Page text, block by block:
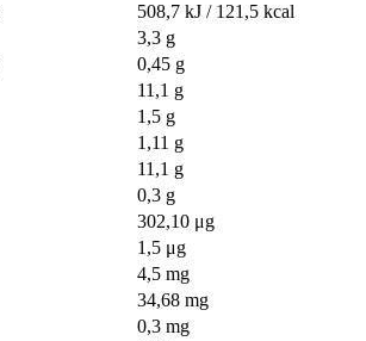
508,7 kJ / 121,5 kcal
3,3 g
0,45 g
11,1 g
1,5 g
1,11 g
11,1 g
0,3 g
302,10 μg
1,5 μg
4,5 mg
34,68 mg
0,3 mg